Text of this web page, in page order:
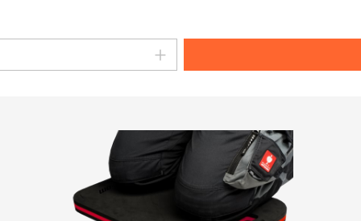
Wert ein oder benutze die